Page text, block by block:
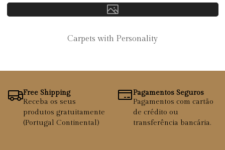
Carpets with Personality
Free Shipping
Receba os seus
produtos gratuitamente
(Portugal Continental)
Pagamentos Seguros
Pagamentos com cartão
de crédito ou
transferência bancária.